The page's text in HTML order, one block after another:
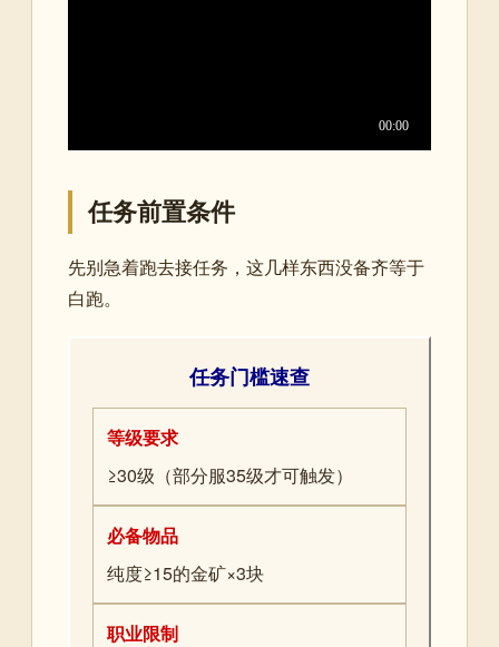
任务前置条件
先别急着跑去接任务，这几样东西没备齐等于
白跑。
任务门槛速查
等级要求
≥30级（部分服35级才可触发）
必备物品
纯度≥15的金矿×3块
职业限制